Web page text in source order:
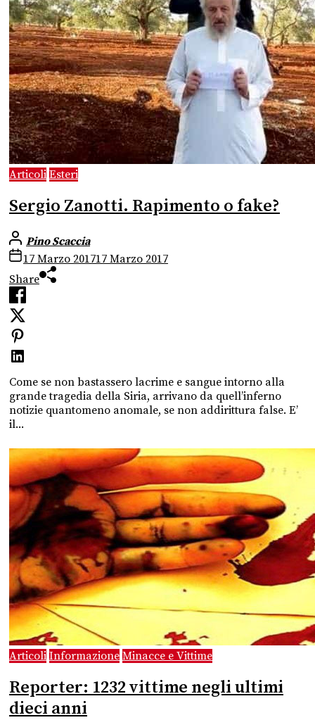
Articoli Esteri
Sergio Zanotti. Rapimento o fake?
Pino Scaccia
17 Marzo 201717 Marzo 2017
Share
Come se non bastassero lacrime e sangue intorno alla
grande tragedia della Siria, arrivano da quell’inferno
notizie quantomeno anomale, se non addirittura false. E’
il...
Articoli Informazione Minacce e Vittime
Reporter: 1232 vittime negli ultimi
dieci anni